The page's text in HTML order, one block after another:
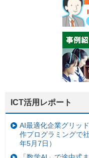
ICT活用レポート
AI最適化企業グリッ
作プログラミングで
年5月7日）